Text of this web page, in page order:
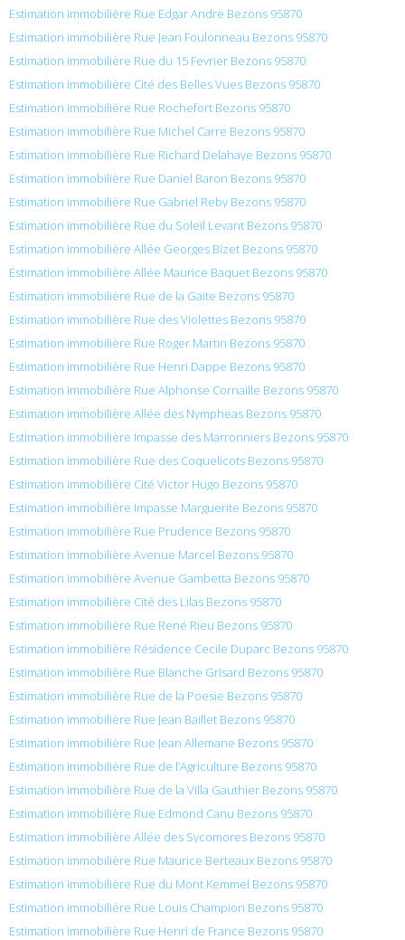
Estimation immobilière Rue Edgar Andre Bezons 95870
Estimation immobilière Rue Jean Foulonneau Bezons 95870
Estimation immobilière Rue du 15 Fevrier Bezons 95870
Estimation immobilière Cité des Belles Vues Bezons 95870
Estimation immobilière Rue Rochefort Bezons 95870
Estimation immobilière Rue Michel Carre Bezons 95870
Estimation immobilière Rue Richard Delahaye Bezons 95870
Estimation immobilière Rue Daniel Baron Bezons 95870
Estimation immobilière Rue Gabriel Reby Bezons 95870
Estimation immobilière Rue du Soleil Levant Bezons 95870
Estimation immobilière Allée Georges Bizet Bezons 95870
Estimation immobilière Allée Maurice Baquet Bezons 95870
Estimation immobilière Rue de la Gaite Bezons 95870
Estimation immobilière Rue des Violettes Bezons 95870
Estimation immobilière Rue Roger Martin Bezons 95870
Estimation immobilière Rue Henri Dappe Bezons 95870
Estimation immobilière Rue Alphonse Cornaille Bezons 95870
Estimation immobilière Allée des Nympheas Bezons 95870
Estimation immobilière Impasse des Marronniers Bezons 95870
Estimation immobilière Rue des Coquelicots Bezons 95870
Estimation immobilière Cité Victor Hugo Bezons 95870
Estimation immobilière Impasse Marguerite Bezons 95870
Estimation immobilière Rue Prudence Bezons 95870
Estimation immobilière Avenue Marcel Bezons 95870
Estimation immobilière Avenue Gambetta Bezons 95870
Estimation immobilière Cité des Lilas Bezons 95870
Estimation immobilière Rue René Rieu Bezons 95870
Estimation immobilière Résidence Cecile Duparc Bezons 95870
Estimation immobilière Rue Blanche Grisard Bezons 95870
Estimation immobilière Rue de la Poesie Bezons 95870
Estimation immobilière Rue Jean Baillet Bezons 95870
Estimation immobilière Rue Jean Allemane Bezons 95870
Estimation immobilière Rue de l’Agriculture Bezons 95870
Estimation immobilière Rue de la Villa Gauthier Bezons 95870
Estimation immobilière Rue Edmond Canu Bezons 95870
Estimation immobilière Allée des Sycomores Bezons 95870
Estimation immobilière Rue Maurice Berteaux Bezons 95870
Estimation immobilière Rue du Mont Kemmel Bezons 95870
Estimation immobilière Rue Louis Champion Bezons 95870
Estimation immobilière Rue Henri de France Bezons 95870